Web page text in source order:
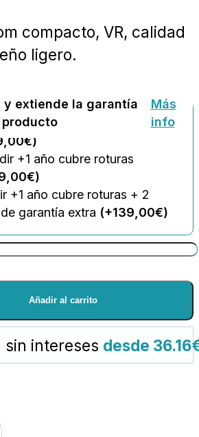
828,85 €.
compacto, VR, calidad
ligero.
y extiende la garantía
Más
info
+2 años de garantía extra
+1 año cubre roturas
+1 año cubre roturas + 2
garantía extra (+139,00€)
Añadir al carrito
sin intereses desde